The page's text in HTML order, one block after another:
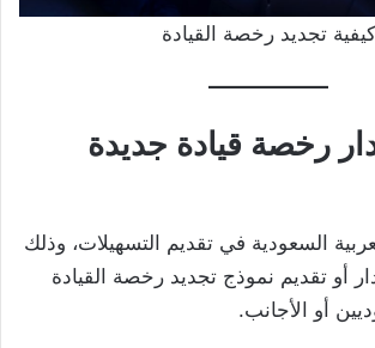
كيفية تجديد رخصة القيادة
رخصة قيادة جديدة
السعودية في تقديم التسهيلات، وذلك
أو تقديم نموذج تجديد رخصة القيادة